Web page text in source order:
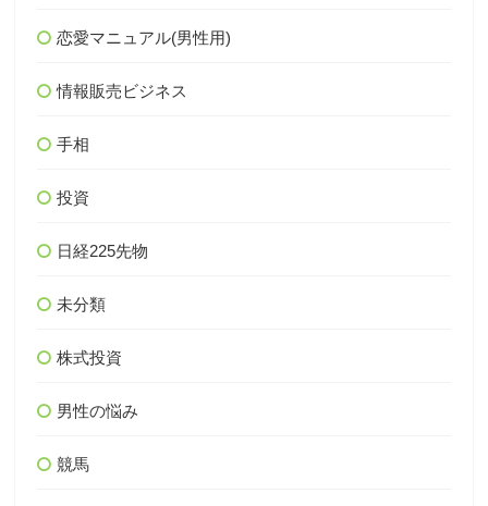
恋愛マニュアル(男性用)
情報販売ビジネス
手相
投資
日経225先物
未分類
株式投資
男性の悩み
競馬